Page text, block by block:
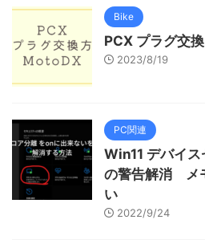
Bike
PCX プラグ交換
2023/8/19
PC関連
Win11 デバイ
の警告解消 メ
い
2022/9/24